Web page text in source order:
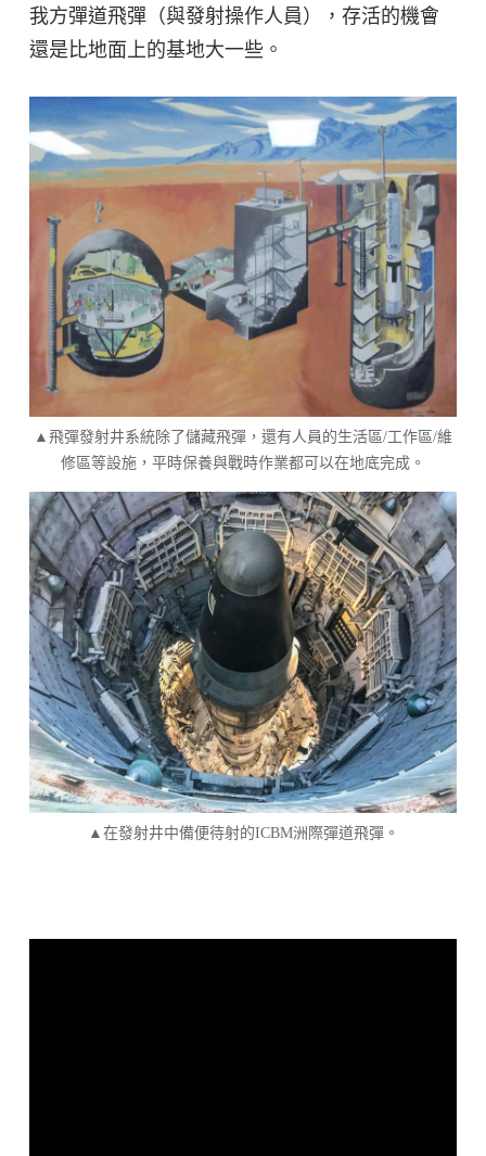
我方彈道飛彈（與發射操作人員），存活的機會
還是比地面上的基地大一些。
▲飛彈發射井系統除了儲藏飛彈，還有人員的生活區/工作區/維
修區等設施，平時保養與戰時作業都可以在地底完成。
▲在發射井中備便待射的ICBM洲際彈道飛彈。